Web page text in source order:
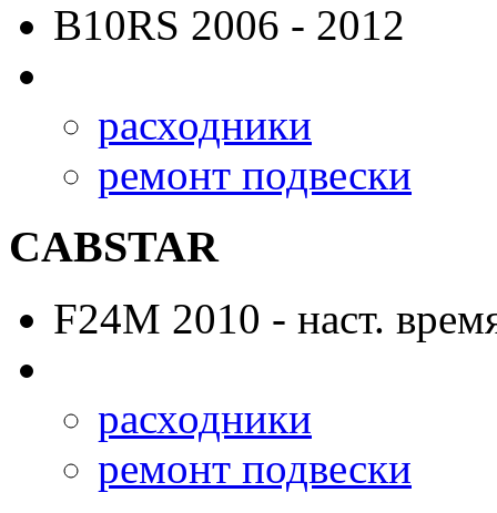
B10RS 2006 - 2012
расходники
ремонт подвески
CABSTAR
F24M 2010 - наст.
расходники
ремонт подвески